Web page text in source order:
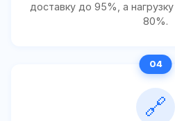
доставку до 95%, а
80%.
🔗